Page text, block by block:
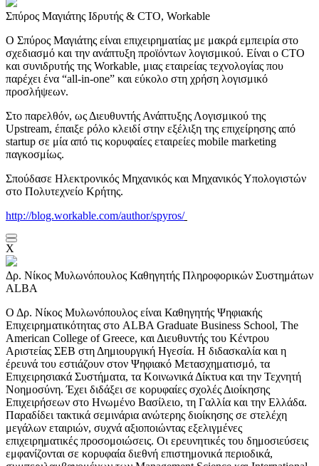
Σπύρος Μαγιάτης Ιδρυτής & CTO, Workable
Ο Σπύρος Μαγιάτης είναι επιχειρηματίας με μακρά εμπειρία στο
σχεδιασμό και την ανάπτυξη προϊόντων λογισμικού. Είναι ο CTO
και συνιδρυτής της Workable, μιας εταιρείας τεχνολογίας που
παρέχει ένα “all-in-one” και εύκολο στη χρήση λογισμικό
προσλήψεων.
Στο παρελθόν, ως Διευθυντής Ανάπτυξης Λογισμικού της
Upstream, έπαιξε ρόλο κλειδί στην εξέλιξη της επιχείρησης από
startup σε μία από τις κορυφαίες εταιρείες mobile marketing
παγκοσμίως.
Σπούδασε Ηλεκτρονικός Μηχανικός και Μηχανικός Υπολογιστών
στο Πολυτεχνείο Κρήτης.
http://blog.workable.com/author/spyros/
X
Δρ. Νίκος Μυλωνόπουλος Καθηγητής Πληροφορικών Συστημάτων
ALBA
Ο Δρ. Νίκος Μυλωνόπουλος είναι Καθηγητής Ψηφιακής
Επιχειρηματικότητας στο ALBA Graduate Business School, The
American College of Greece, και Διευθυντής του Κέντρου
Αριστείας ΣΕΒ στη Δημιουργική Ηγεσία. Η διδασκαλία και η
έρευνά του εστιάζουν στον Ψηφιακό Μετασχηματισμό, τα
Επιχειρησιακά Συστήματα, τα Κοινωνικά Δίκτυα και την Τεχνητή
Νοημοσύνη. Έχει διδάξει σε κορυφαίες σχολές Διοίκησης
Επιχειρήσεων στο Ηνωμένο Βασίλειο, τη Γαλλία και την Ελλάδα.
Παραδίδει τακτικά σεμινάρια ανώτερης διοίκησης σε στελέχη
μεγάλων εταιριών, συχνά αξιοποιώντας εξελιγμένες
επιχειρηματικές προσομοιώσεις. Οι ερευνητικές του δημοσιεύσεις
εμφανίζονται σε κορυφαία διεθνή επιστημονικά περιοδικά,